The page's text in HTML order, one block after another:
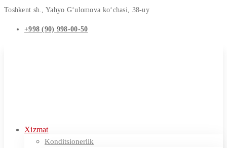
Toshkent sh., Yahyo G‘ulomova ko‘chasi, 38-uy
+998 (90) 998-00-50
Xizmat
Konditsionerlik